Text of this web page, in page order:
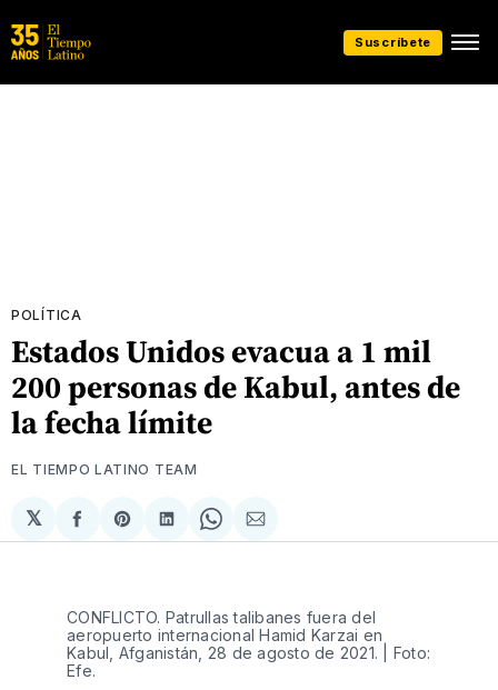
Suscríbete
POLÍTICA
Estados Unidos evacua a 1 mil
200 personas de Kabul, antes de
la fecha límite
EL TIEMPO LATINO TEAM
𝕏
Compartir
en
Share
on
Compartir
en
Share
on
Compartir
via
CONFLICTO. Patrullas talibanes fuera del
aeropuerto internacional Hamid Karzai en
Kabul, Afganistán, 28 de agosto de 2021. | Foto:
Efe.